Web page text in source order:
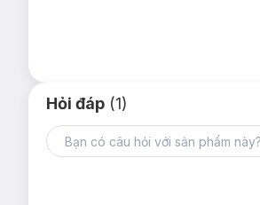
Ú Òa (Màu xanh ngọc)
Hương đầu: Cam ngọt,
Hỏi đáp (1)